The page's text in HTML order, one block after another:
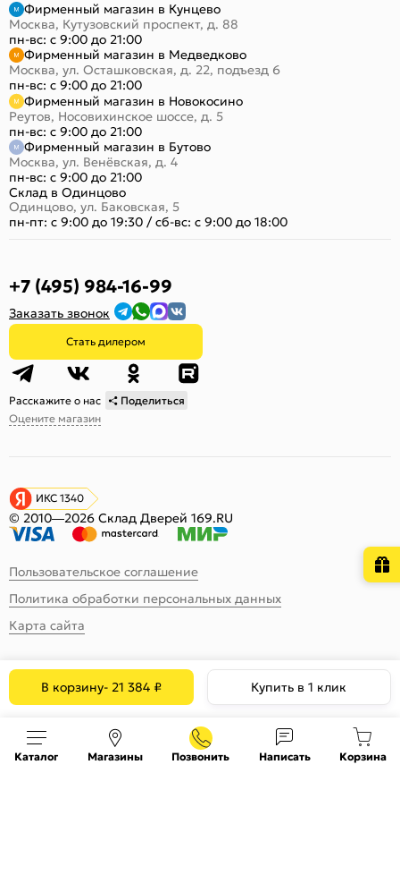
В корзину- 21 384₽ Купить в 1 клик
Фирменный магазин в Кунцево
Москва, Кутузовский проспект, д. 88
пн-вс: с 9:00 до 21:00
Фирменный магазин в Медведково
Москва, ул. Осташковская, д. 22, подъезд 6
пн-вс: с 9:00 до 21:00
Фирменный магазин в Новокосино
Реутов, Носовихинское шоссе, д. 5
пн-вс: с 9:00 до 21:00
Фирменный магазин в Бутово
Москва, ул. Венёвская, д. 4
пн-вс: с 9:00 до 21:00
Склад в Одинцово
Одинцово, ул. Баковская, 5
пн-пт: с 9:00 до 19:30 /сб-вс: с 9:00 до 18:00
+7 (495) 984-16-99
Заказать звонок
Стать дилером
Расскажите о нас
Поделиться
Оцените магазин
ИКС 1340
© 2010—2026 Склад Дверей 169.RU
Пользовательское соглашение
Политика обработки персональных данных
Карта сайта
Каталог Магазины Позвонить Написать Корзина